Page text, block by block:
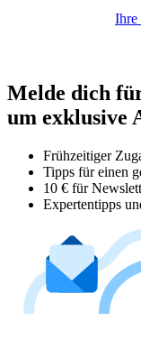
Ihre
Melde dich
um exklusive
Frühzeitiger
Tipps für einen
10 € für
Expertentipps